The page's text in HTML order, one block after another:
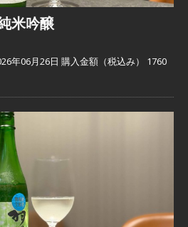
米吟醸
年06月26日 購入金額（税込み） 1760